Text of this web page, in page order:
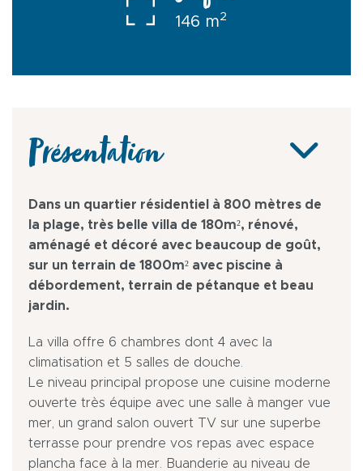
146 m2
Présentation
Dans un quartier résidentiel à 800 mètres de
la plage, très belle villa de 180m², rénové,
aménagé et décoré avec beaucoup de goût,
sur un terrain de 1800m² avec piscine à
débordement, terrain de pétanque et beau
jardin.
La villa offre 6 chambres dont 4 avec la
climatisation et 5 salles de douche.
Le niveau principal propose une cuisine moderne
ouverte très équipe avec une salle à manger vue
mer, un grand salon ouvert TV sur une superbe
terrasse pour prendre vos repas avec espace
plancha face à la mer. Buanderie au niveau de